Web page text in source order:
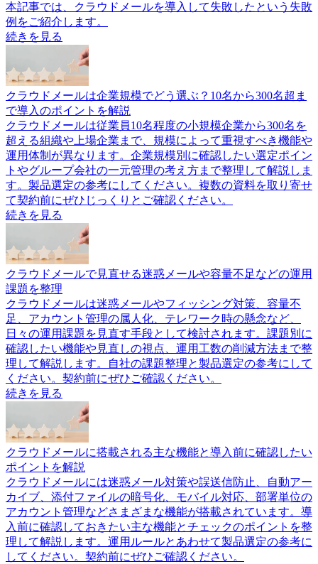
本記事では、クラウドメールを導入して失敗したという失敗
例をご紹介します。
続きを見る
クラウドメールは企業規模でどう選ぶ？10名から300名超ま
で導入のポイントを解説
クラウドメールは従業員10名程度の小規模企業から300名を
超える組織や上場企業まで、規模によって重視すべき機能や
運用体制が異なります。企業規模別に確認したい選定ポイン
トやグループ会社の一元管理の考え方まで整理して解説しま
す。製品選定の参考にしてください。複数の資料を取り寄せ
て契約前にぜひじっくりとご確認ください。
続きを見る
クラウドメールで見直せる迷惑メールや容量不足などの運用
課題を整理
クラウドメールは迷惑メールやフィッシング対策、容量不
足、アカウント管理の属人化、テレワーク時の懸念など、
日々の運用課題を見直す手段として検討されます。課題別に
確認したい機能や見直しの視点、運用工数の削減方法まで整
理して解説します。自社の課題整理と製品選定の参考にして
ください。契約前にぜひご確認ください。
続きを見る
クラウドメールに搭載される主な機能と導入前に確認したい
ポイントを解説
クラウドメールには迷惑メール対策や誤送信防止、自動アー
カイブ、添付ファイルの暗号化、モバイル対応、部署単位の
アカウント管理などさまざまな機能が搭載されています。導
入前に確認しておきたい主な機能とチェックのポイントを整
理して解説します。運用ルールとあわせて製品選定の参考に
してください。契約前にぜひご確認ください。